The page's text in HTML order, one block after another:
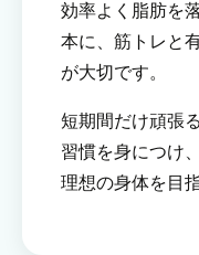
効率よく脂肪を
本に、筋トレと
が大切です。
短期間だけ頑張
習慣を身につけ
理想の身体を目